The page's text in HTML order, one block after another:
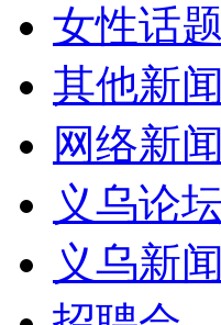
女性话题
其他新闻
网络新闻
义乌论
义乌新闻